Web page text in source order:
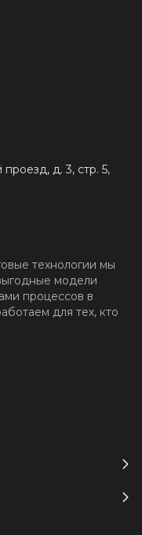
д. 3, стр. 5,
технологии мы
модели
процессов в
для тех, кто